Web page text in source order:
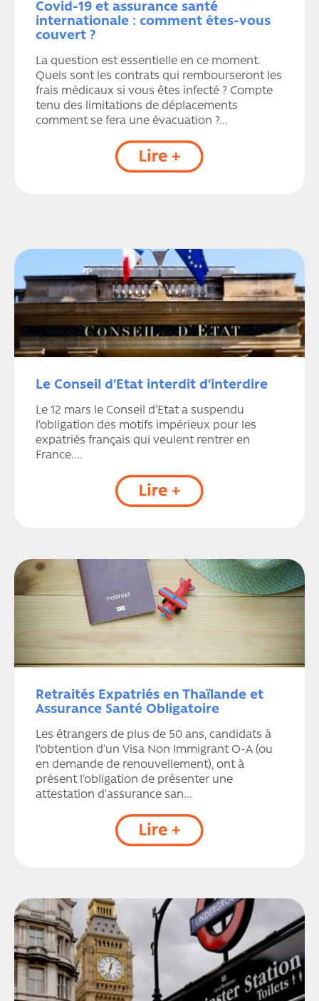
Covid-19 et assurance santé
internationale : comment êtes-vous
couvert ?
La question est essentielle en ce moment.
Quels sont les contrats qui rembourseront les
frais médicaux si vous êtes infecté ? Compte
tenu des limitations de déplacements
comment se fera une évacuation ?...
Le Conseil d’Etat interdit d’interdire
Le 12 mars le Conseil d’Etat a suspendu
l’obligation des motifs impérieux pour les
expatriés français qui veulent rentrer en
France....
Retraités Expatriés en Thaïlande et
Assurance Santé Obligatoire
Les étrangers de plus de 50 ans, candidats à
l’obtention d’un Visa Non Immigrant O-A (ou
en demande de renouvellement), ont à
présent l’obligation de présenter une
attestation d’assurance san...